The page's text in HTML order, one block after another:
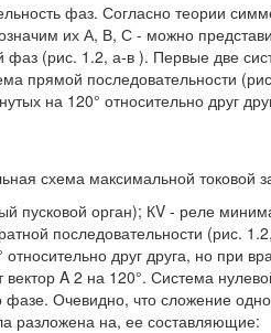
фаз. Согласно теории
их А, В, С - можно
фаз (рис. 1.2, а-в ). Первые две
прямой последовательности
на 120° относительно друг
схема максимальной токовой
пусковой орган); КV - реле
последовательности (рис.
друг друга, но при
вектор A 2 на 120°. Система
Очевидно, что сложение
разложена на, ее составляющие: